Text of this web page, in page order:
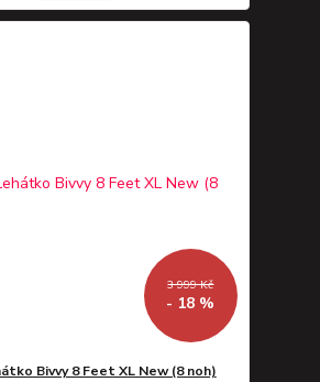
3 999 Kč
- 18 %
Bivvy 8 Feet XL New (8 noh)